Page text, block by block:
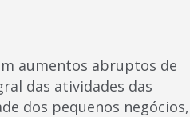
aumentos abruptos de
das atividades das
dos pequenos negócios,